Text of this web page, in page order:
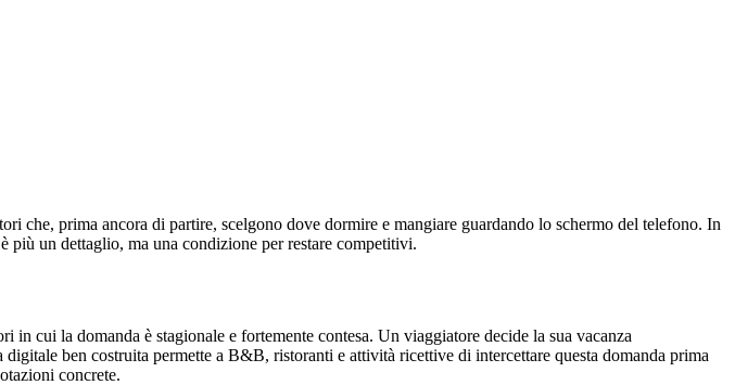
che, prima ancora di partire, scelgono dove dormire e mangiare guardando lo schermo del telefono. In
più un dettaglio, ma una condizione per restare competitivi.
cui la domanda è stagionale e fortemente contesa. Un viaggiatore decide la sua vacanza
ben costruita permette a B&B, ristoranti e attività ricettive di intercettare questa domanda prima
concrete.